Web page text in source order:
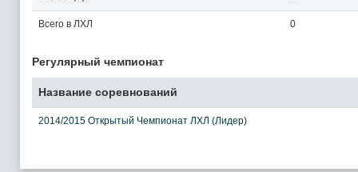
Всего в ЛХЛ 0
Регулярный чемпионат
Название соревнований
2014/2015 Открытый Чемпионат ЛХЛ (Лидер)